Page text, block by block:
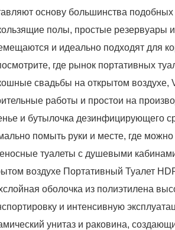
основу большинства
полы, простые резервуары
и идеально подходят для
где рынок портативных
свадьбы на открытом воздухе,
работы и простои на
и бутылочка дезинфицирующего
помыть руки и месте, где
туалеты с душевыми
воздухе Портативный Туалет
оболочка из полиэтилена
и интенсивную
унитаз и раковина,